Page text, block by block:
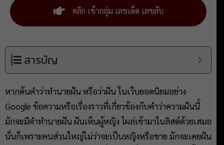
คลิก เข้ากลุ่ม เลขเด็ด เลขลับ
สารบัญ
หากค้นคำว่าทำนายฝัน หรือว่าฝัน ในเว็บยอดนิยมอย่าง
Google ข้อความหรือเรื่องราวที่เกี่ยวข้องกับคำว่าความฝันนี้
มักจะมีคำทำนายฝัน ฝันเห็นผู้หญิง โผล่เข้ามาในลิสต์ด้วยเสมอ
นั่นก็เพราะคนส่วนใหญ่ไม่ว่าจะเป็นหญิงหรือชาย มักจะเคยฝัน